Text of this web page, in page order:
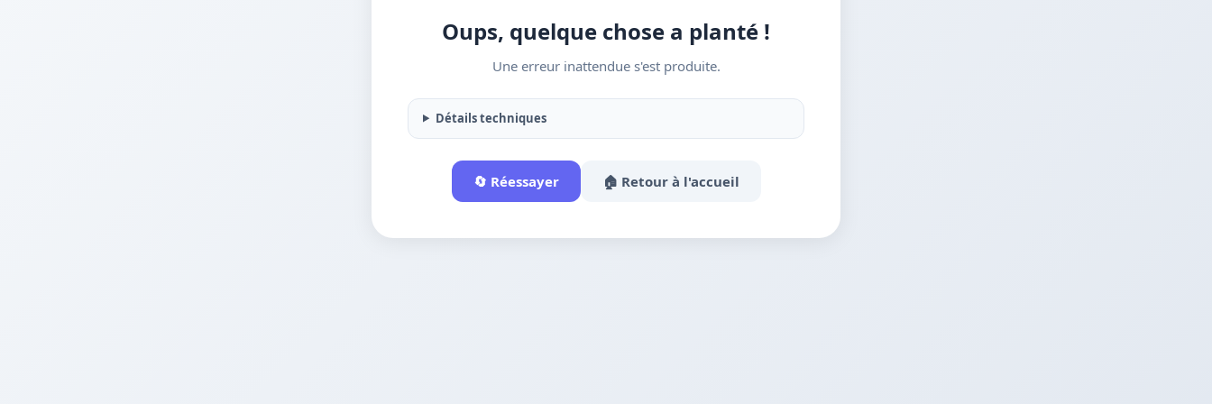
Oups, quelque chose a planté !
Une erreur inattendue s'est produite.
Détails techniques
🔄 Réessayer 🏠 Retour à l'accueil